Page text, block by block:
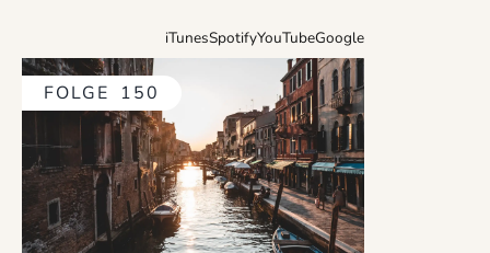
iTunesSpotifyYouTubeGoogle
FOLGE 150